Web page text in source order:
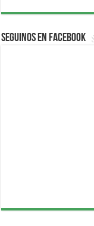
Seguinos en Facebook